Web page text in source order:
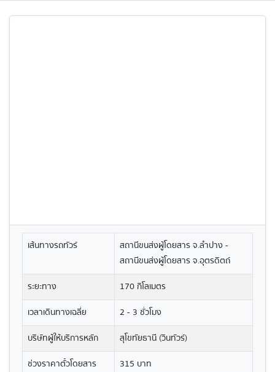
เส้นทางรถทัวร์
สถานีขนส่งผู้โดยสาร จ.ลำปาง -
สถานีขนส่งผู้โดยสาร จ.อุตรดิตถ์
ระยะทาง
170 กิโลเมตร
เวลาเดินทางเฉลี่ย
2 - 3 ชั่วโมง
บริษัทผู้ให้บริการหลัก
สุโขทัยธานี (วินทัวร์)
ช่วงราคาตั๋วโดยสาร
315 บาท